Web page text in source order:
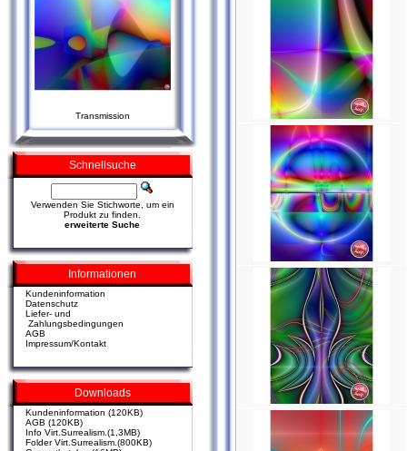
Transmission
Schnellsuche
Verwenden Sie Stichworte, um ein
Produkt zu finden.
erweiterte Suche
Informationen
Kundeninformation
Datenschutz
Liefer- und
Zahlungsbedingungen
AGB
Impressum/Kontakt
Downloads
Kundeninformation (120KB)
AGB (120KB)
Info Virt.Surrealism.(1,3MB)
Folder Virt.Surrealism.(800KB)